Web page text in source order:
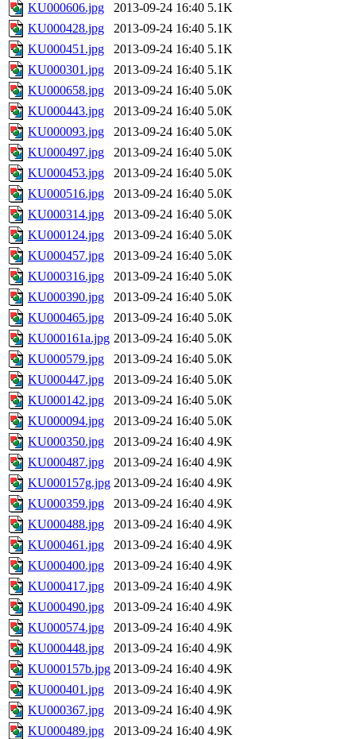
KU000606.jpg
2013-09-24 16:40 5.1K
KU000428.jpg
2013-09-24 16:40 5.1K
KU000451.jpg
2013-09-24 16:40 5.1K
KU000301.jpg
2013-09-24 16:40 5.1K
KU000658.jpg
2013-09-24 16:40 5.0K
KU000443.jpg
2013-09-24 16:40 5.0K
KU000093.jpg
2013-09-24 16:40 5.0K
KU000497.jpg
2013-09-24 16:40 5.0K
KU000453.jpg
2013-09-24 16:40 5.0K
KU000516.jpg
2013-09-24 16:40 5.0K
KU000314.jpg
2013-09-24 16:40 5.0K
KU000124.jpg
2013-09-24 16:40 5.0K
KU000457.jpg
2013-09-24 16:40 5.0K
KU000316.jpg
2013-09-24 16:40 5.0K
KU000390.jpg
2013-09-24 16:40 5.0K
KU000465.jpg
2013-09-24 16:40 5.0K
KU000161a.jpg 2013-09-24 16:40 5.0K
KU000579.jpg
2013-09-24 16:40 5.0K
KU000447.jpg
2013-09-24 16:40 5.0K
KU000142.jpg
2013-09-24 16:40 5.0K
KU000094.jpg
2013-09-24 16:40 5.0K
KU000350.jpg
2013-09-24 16:40 4.9K
KU000487.jpg
2013-09-24 16:40 4.9K
KU000157g.jpg 2013-09-24 16:40 4.9K
KU000359.jpg
2013-09-24 16:40 4.9K
KU000488.jpg
2013-09-24 16:40 4.9K
KU000461.jpg
2013-09-24 16:40 4.9K
KU000400.jpg
2013-09-24 16:40 4.9K
KU000417.jpg
2013-09-24 16:40 4.9K
KU000490.jpg
2013-09-24 16:40 4.9K
KU000574.jpg
2013-09-24 16:40 4.9K
KU000448.jpg
2013-09-24 16:40 4.9K
KU000157b.jpg 2013-09-24 16:40 4.9K
KU000401.jpg
2013-09-24 16:40 4.9K
KU000367.jpg
2013-09-24 16:40 4.9K
KU000489.jpg
2013-09-24 16:40 4.9K